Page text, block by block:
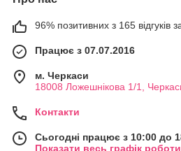
96% позитивних з 165 відгуків
Працює з 07.07.2016
м. Черкаси
18008 Ложешнікова 1/1,
Контакти
Сьогодні працює з 10:00 до
Показати весь графік роботи